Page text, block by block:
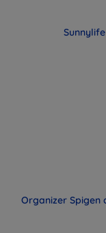
Organizer Spigen